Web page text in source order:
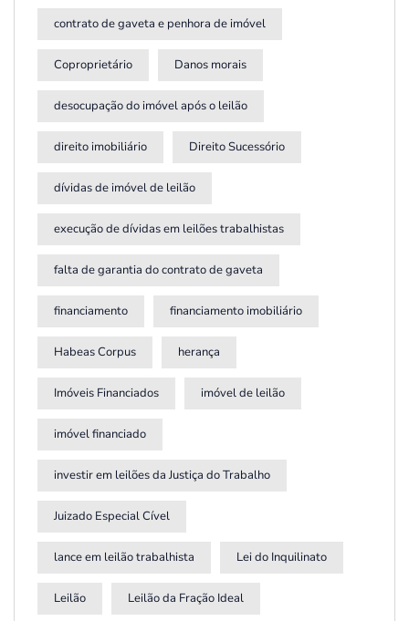
contrato de gaveta e penhora de imóvel
Coproprietário Danos morais
desocupação do imóvel após o leilão
direito imobiliário Direito Sucessório
dívidas de imóvel de leilão
execução de dívidas em leilões trabalhistas
falta de garantia do contrato de gaveta
financiamento financiamento imobiliário
Habeas Corpus herança
Imóveis Financiados imóvel de leilão
imóvel financiado
investir em leilões da Justiça do Trabalho
Juizado Especial Cível
lance em leilão trabalhista Lei do Inquilinato
Leilão Leilão da Fração Ideal